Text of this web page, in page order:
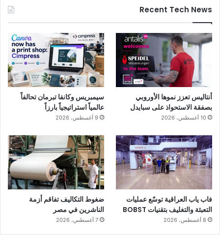
Recent Tech News
أنتاليس تعزز نموها الأوروبي
بصفقة الاستحواذ على سبايدل
10 أغسطس، 2026
سيمبريس وكانفا تبرمان تحالفاً
عالمياً استراتيجياً بارزاً
9 أغسطس، 2026
فاب ياب العراقية توسّع عمليات
التعبئة والتغليف بتقنيات BOBST
8 أغسطس، 2026
ضغوط التكاليف تفاقم أزمة
الناشرين في مصر
7 أغسطس، 2026